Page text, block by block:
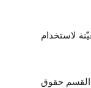
لاستخدام
حقوق